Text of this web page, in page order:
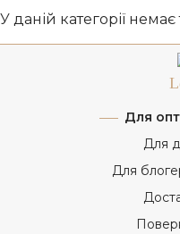
У даній категорії немає
Для
Для
Для